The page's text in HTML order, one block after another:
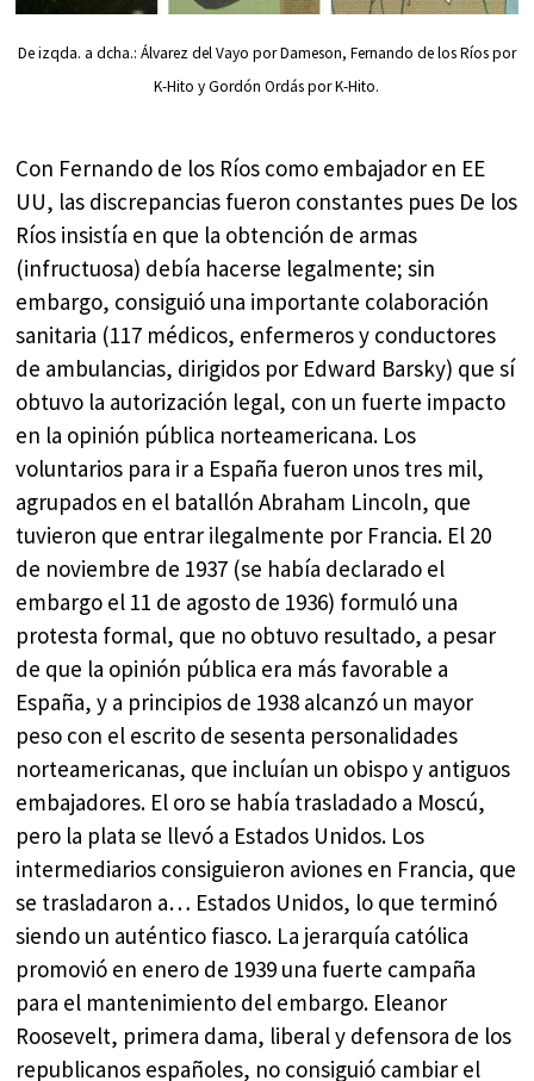
De izqda. a dcha.: Álvarez del Vayo por Dameson, Fernando de los Ríos por
K-Hito y Gordón Ordás por K-Hito.
Con Fernando de los Ríos como embajador en EE
UU, las discrepancias fueron constantes pues De los
Ríos insistía en que la obtención de armas
(infructuosa) debía hacerse legalmente; sin
embargo, consiguió una importante colaboración
sanitaria (117 médicos, enfermeros y conductores
de ambulancias, dirigidos por Edward Barsky) que sí
obtuvo la autorización legal, con un fuerte impacto
en la opinión pública norteamericana. Los
voluntarios para ir a España fueron unos tres mil,
agrupados en el batallón Abraham Lincoln, que
tuvieron que entrar ilegalmente por Francia. El 20
de noviembre de 1937 (se había declarado el
embargo el 11 de agosto de 1936) formuló una
protesta formal, que no obtuvo resultado, a pesar
de que la opinión pública era más favorable a
España, y a principios de 1938 alcanzó un mayor
peso con el escrito de sesenta personalidades
norteamericanas, que incluían un obispo y antiguos
embajadores. El oro se había trasladado a Moscú,
pero la plata se llevó a Estados Unidos. Los
intermediarios consiguieron aviones en Francia, que
se trasladaron a… Estados Unidos, lo que terminó
siendo un auténtico fiasco. La jerarquía católica
promovió en enero de 1939 una fuerte campaña
para el mantenimiento del embargo. Eleanor
Roosevelt, primera dama, liberal y defensora de los
republicanos españoles, no consiguió cambiar el